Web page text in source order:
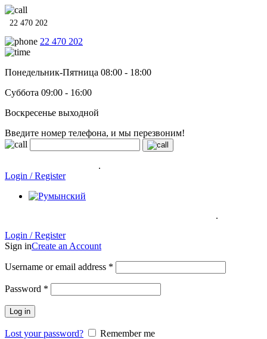
22 470 202
22 470 202
Понедельник-Пятница 08:00 - 18:00
Суббота 09:00 - 16:00
Воскресенье выходной
Введите номер телефона, и мы перезвоним!
.
Login / Register
.
Login / Register
Sign inCreate an Account
Username or email address *
Password *
Log in
Lost your password? Remember me